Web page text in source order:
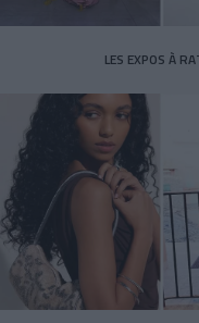
LES EXPOS À